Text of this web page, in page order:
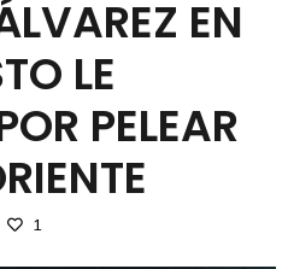
EN
LE
PELEAR
1